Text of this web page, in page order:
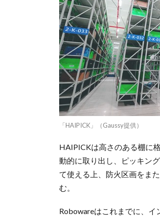
「HAIPICK」（Gaussy提供）
HAIPICKは高さのある棚に
動的に取り出し、ピッキン
て使える上、防火区画をま
む。
Robowareはこれまでに、